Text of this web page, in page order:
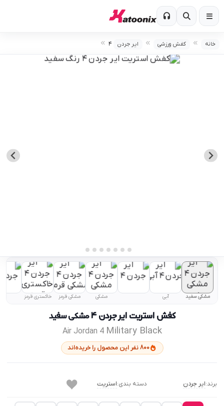
خانه کفش ورزشی ایر جردن ۴
مشکی سفید آبی مشکی مشکی قرمز خاکستری قرمز
کفش استریت ایر جردن ۴ مشکی سفید
Air Jordan 4 Military Black
800 نفر این محصول را خریده‌اند
برند:ایر جردن دسته بندی:استریت